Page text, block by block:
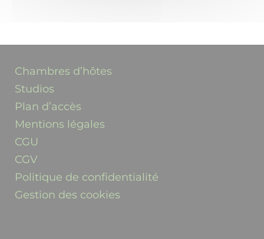
nouveau lors d'un prochain séjour en Lozère.Bien
Chambres d’hôtes
Studios
Plan d’accès
Mentions légales
CGU
CGV
Politique de confidentialité
Gestion des cookies